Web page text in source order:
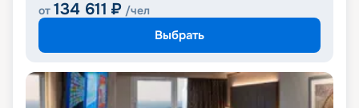
от 134 611 ₽ /чел
Выбрать